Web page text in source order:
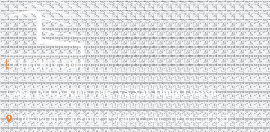
Công Ty Cp Kiến Trúc Và Xây Dựng Lyarch
164 Phạm Văn Đồng, P.Nghĩa Chánh, TP. Quảng Ngãi